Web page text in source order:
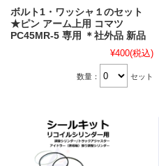
ボルト1・ワッシャ１のセット
★ピン アーム上用 コマツ
PC45MR-5 専用 ＊社外品 新品
¥400(税込)
数量： セット